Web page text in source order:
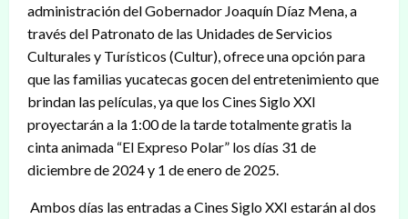
administración del Gobernador Joaquín Díaz Mena, a
través del Patronato de las Unidades de Servicios
Culturales y Turísticos (Cultur), ofrece una opción para
que las familias yucatecas gocen del entretenimiento que
brindan las películas, ya que los Cines Siglo XXI
proyectarán a la 1:00 de la tarde totalmente gratis la
cinta animada “El Expreso Polar” los días 31 de
diciembre de 2024 y 1 de enero de 2025.
Ambos días las entradas a Cines Siglo XXI estarán al dos